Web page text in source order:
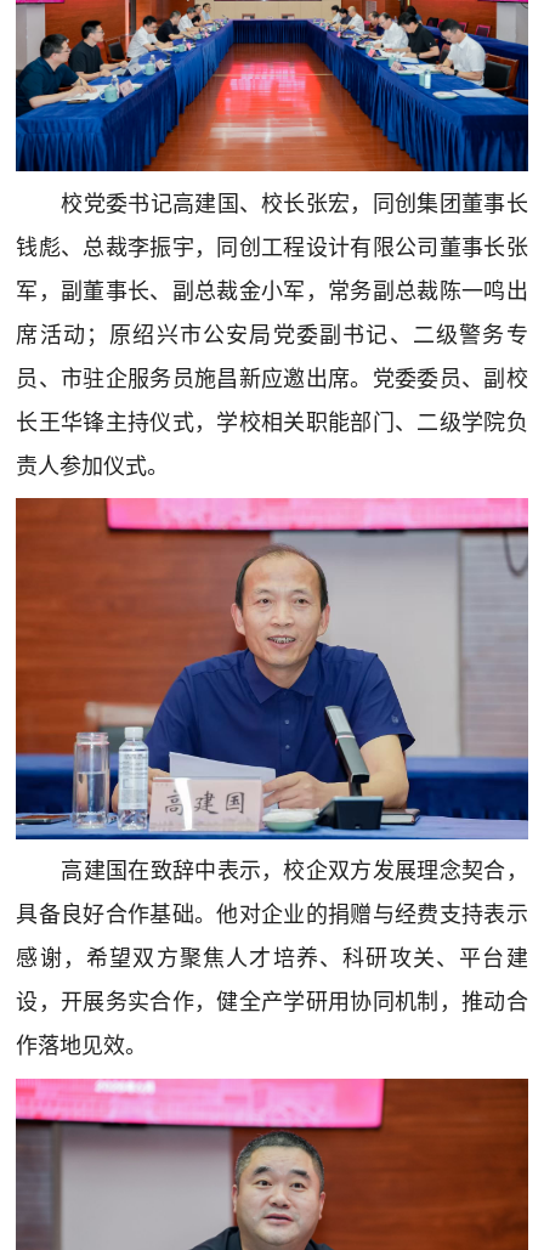
校党委书记高建国、校长张宏，同创集团董事长
钱彪、总裁李振宇，同创工程设计有限公司董事长张
军，副董事长、副总裁金小军，常务副总裁陈一鸣出
席活动；原绍兴市公安局党委副书记、二级警务专
员、市驻企服务员施昌新应邀出席。党委委员、副校
长王华锋主持仪式，学校相关职能部门、二级学院负
责人参加仪式。
高建国在致辞中表示，校企双方发展理念契合，
具备良好合作基础。他对企业的捐赠与经费支持表示
感谢，希望双方聚焦人才培养、科研攻关、平台建
设，开展务实合作，健全产学研用协同机制，推动合
作落地见效。